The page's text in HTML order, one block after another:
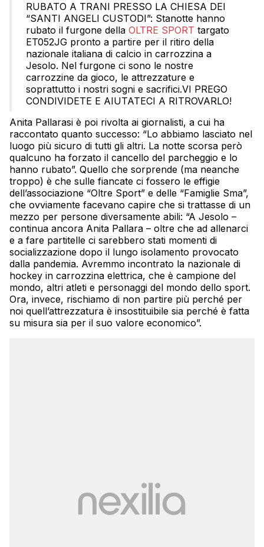
RUBATO A TRANI PRESSO LA CHIESA DEI
“SANTI ANGELI CUSTODI”: Stanotte hanno
rubato il furgone della OLTRE SPORT targato
ET052JG pronto a partire per il ritiro della
nazionale italiana di calcio in carrozzina a
Jesolo. Nel furgone ci sono le nostre
carrozzine da gioco, le attrezzature e
soprattutto i nostri sogni e sacrifici.VI PREGO
CONDIVIDETE E AIUTATECI A RITROVARLO!
Anita Pallarasi è poi rivolta ai giornalisti, a cui ha
raccontato quanto successo: “Lo abbiamo lasciato nel
luogo più sicuro di tutti gli altri. La notte scorsa però
qualcuno ha forzato il cancello del parcheggio e lo
hanno rubato”. Quello che sorprende (ma neanche
troppo) è che sulle fiancate ci fossero le effigie
dell’associazione “Oltre Sport” e delle “Famiglie Sma”,
che ovviamente facevano capire che si trattasse di un
mezzo per persone diversamente abili: “A Jesolo –
continua ancora Anita Pallara – oltre che ad allenarci
e a fare partitelle ci sarebbero stati momenti di
socializzazione dopo il lungo isolamento provocato
dalla pandemia. Avremmo incontrato la nazionale di
hockey in carrozzina elettrica, che è campione del
mondo, altri atleti e personaggi del mondo dello sport.
Ora, invece, rischiamo di non partire più perché per
noi quell’attrezzatura è insostituibile sia perché è fatta
su misura sia per il suo valore economico”.